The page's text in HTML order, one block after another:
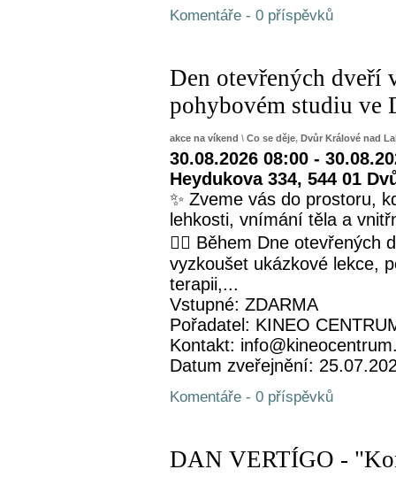
Komentáře - 0 příspěvků
Den otevřených dveří
pohybovém studiu ve
akce na víkend \ Co se děje, Dvůr Králové nad
30.08.2026 08:00 -
Heydukova 334, 544 01
✨ Zveme vás do prostoru,
lehkosti, vnímání těla a
🧘‍♀️ Během Dne otevřených
vyzkoušet ukázkové lekce,
terapii,...
Vstupné: ZDARMA
Pořadatel: KINEO
Kontakt:
Datum zveřejnění:
Komentáře - 0 příspěvků
DAN VERTÍGO -